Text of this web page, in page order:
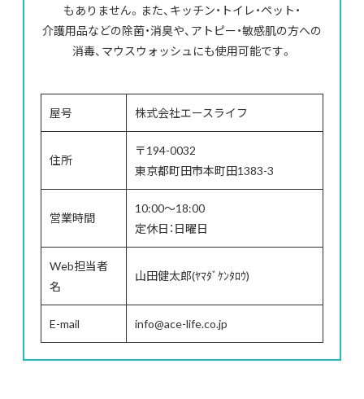
もありません。また、キッチン・トイレ・ペット・
介護用品などの除菌・消臭や、アトピー・敏感肌の方への
消毒、マウスウォッシュにも使用可能です。
屋号 株式会社エースライフ
住所
〒194-0032
東京都町田市本町田1383-3
営業時間
10:00～18:00
定休日：日曜日
Web担当者
名
山田健太郎(ﾔﾏﾀﾞｹﾝﾀﾛｳ)
E-mail info@ace-life.co.jp